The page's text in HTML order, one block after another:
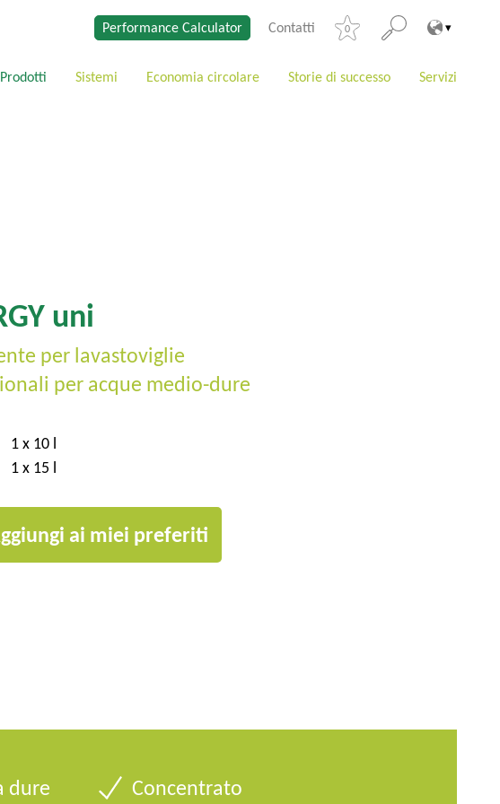
Performance Calculator Contatti 0
Prodotti Sistemi Economia circolare Storie di successo Servizi
uni
per lavastoviglie
per acque medio-dure
1 x 10 l
1 x 15 l
ai miei preferiti
dure Concentrato